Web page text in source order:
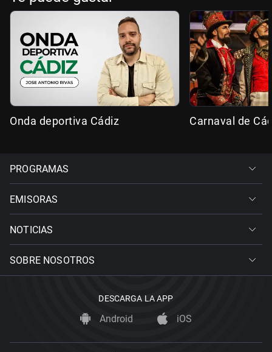
Onda deportiva Cádiz Carnaval de
PROGRAMAS
EMISORAS
NOTICIAS
SOBRE NOSOTROS
DESCARGA LA APP
Android iOS